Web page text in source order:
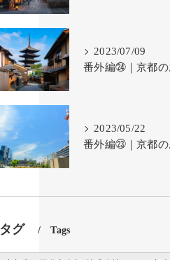
2023/07/09
2023/05/22
タグ Tags